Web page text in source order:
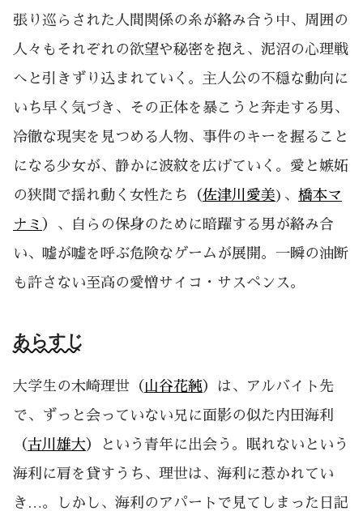
張り巡らされた人間関係の糸が絡み合う中、周囲の
人々もそれぞれの欲望や秘密を抱え、泥沼の心理戦
へと引きずり込まれていく。主人公の不穏な動向に
いち早く気づき、その正体を暴こうと奔走する男、
冷徹な現実を見つめる人物、事件のキーを握ること
になる少女が、静かに波紋を広げていく。愛と嫉妬
の狭間で揺れ動く女性たち（佐津川愛美)、 橋本マ
ナミ ）、自らの保身のために暗躍する男が絡み合
い、嘘が嘘を呼ぶ危険なゲームが展開。一瞬の油断
も許さない至高の愛憎サイコ・サスペンス。
あらすじ
大学生の木崎理世（ 山谷花純 ）は、アルバイト先
で、ずっと会っていない兄に面影の似た内田海利
（古川雄大 ）という青年に出会う。眠れないという
海利に肩を貸すうち、理世は、海利に惹かれてい
き…。しかし、海利のアパートで見てしまった日記